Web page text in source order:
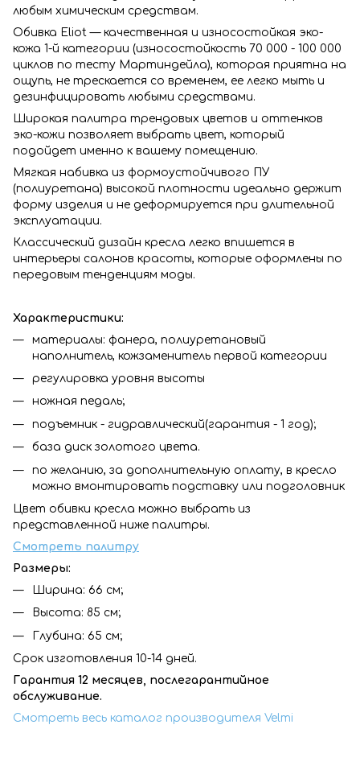
любым химическим средствам.
Обивка Eliot — качественная и износостойкая эко-
кожа 1-й категории (износостойкость 70 000 - 100 000
циклов по тесту Мартиндейла), которая приятна на
ощупь, не трескается со временем, ее легко мыть и
дезинфицировать любыми средствами.
Широкая палитра трендовых цветов и оттенков
эко-кожи позволяет выбрать цвет, который
подойдет именно к вашему помещению.
Мягкая набивка из формоустойчивого ПУ
(полиуретана) высокой плотности идеально держит
форму изделия и не деформируется при длительной
эксплуатации.
Классический дизайн кресла легко впишется в
интерьеры салонов красоты, которые оформлены по
передовым тенденциям моды.
Характеристики:
материалы: фанера, полиуретановый
наполнитель, кожзаменитель первой категории
регулировка уровня высоты
ножная педаль;
подъемник - гидравлический(гарантия - 1 год);
база диск золотого цвета.
по желанию, за дополнительную оплату, в кресло
можно вмонтировать подставку или подголовник
Цвет обивки кресла можно выбрать из
представленной ниже палитры.
Смотреть палитру
Размеры:
Ширина: 66 см;
Высота: 85 см;
Глубина: 65 см;
Срок изготовления 10-14 дней.
Гарантия 12 месяцев, послегарантийное
обслуживание.
Смотреть весь каталог производителя Velmi